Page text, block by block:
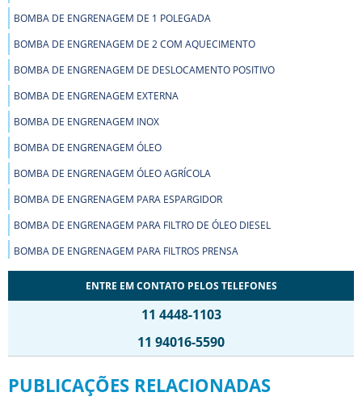
BOMBA DE ENGRENAGEM DE 1 POLEGADA
BOMBA DE ENGRENAGEM DE 2 COM AQUECIMENTO
BOMBA DE ENGRENAGEM DE DESLOCAMENTO POSITIVO
BOMBA DE ENGRENAGEM EXTERNA
BOMBA DE ENGRENAGEM INOX
BOMBA DE ENGRENAGEM ÓLEO
BOMBA DE ENGRENAGEM ÓLEO AGRÍCOLA
BOMBA DE ENGRENAGEM PARA ESPARGIDOR
BOMBA DE ENGRENAGEM PARA FILTRO DE ÓLEO DIESEL
BOMBA DE ENGRENAGEM PARA FILTROS PRENSA
BOMBA DE ENGRENAGEM PARA PRODUTOS VISCOSOS
BOMBA DE ENGRENAGEM PARA TRATOR
BOMBA DE ENGRENAGEM PARA UNIDADE HIDRÁULICA
ENTRE EM CONTATO PELOS TELEFONES
11 4448-1103
11 94016-5590
PUBLICAÇÕES RELACIONADAS